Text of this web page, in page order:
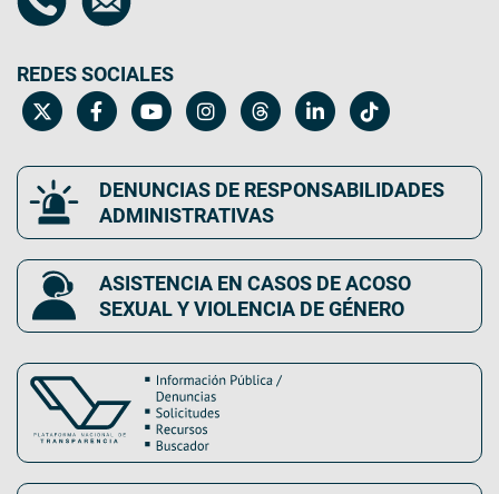
REDES SOCIALES
DENUNCIAS DE RESPONSABILIDADES
ADMINISTRATIVAS
ASISTENCIA EN CASOS DE ACOSO
SEXUAL Y VIOLENCIA DE GÉNERO